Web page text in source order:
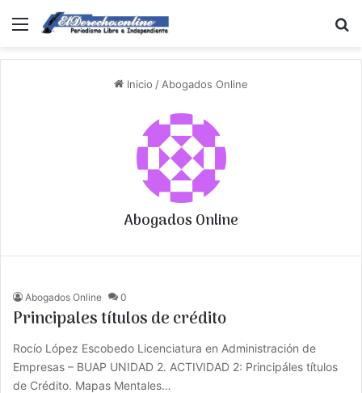
Menú
Inicio / Abogados Online
Abogados Online
Abogados Online 0
Principales títulos de crédito
Rocío López Escobedo Licenciatura en Administración de
Empresas – BUAP UNIDAD 2. ACTIVIDAD 2: Principáles títulos
de Crédito. Mapas Mentales…